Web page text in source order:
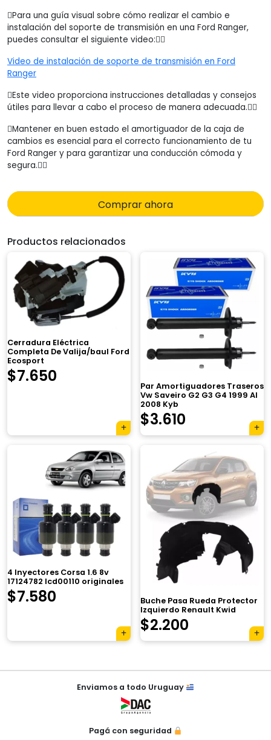
Para una guía visual sobre cómo realizar el cambio e
instalación del soporte de transmisión en una Ford Ranger,
puedes consultar el siguiente video:
Video de instalación de soporte de transmisión en Ford
Ranger
Este video proporciona instrucciones detalladas y consejos
útiles para llevar a cabo el proceso de manera adecuada.
Mantener en buen estado el amortiguador de la caja de
cambios es esencial para el correcto funcionamiento de tu
Ford Ranger y para garantizar una conducción cómoda y
segura.
Comprar ahora
Productos relacionados
Cerradura Eléctrica
Completa De Valija/baul Ford
Ecosport
$7.650
Par Amortiguadores Traseros
Vw Saveiro G2 G3 G4 1999 Al
2008 Kyb
El
precio
original
era:
$4.850.
$3.610
precio
actual
es:
$3.610.
4 Inyectores Corsa 1.6 8v
17124782 Icd00110 originales
$7.580
Buche Pasa Rueda Protector
Izquierdo Renault Kwid
$2.200
NavegaciónEnviamos a todo Uruguay
Pagá con seguridad
×
Tu carrito está vacío.
automáticamente.